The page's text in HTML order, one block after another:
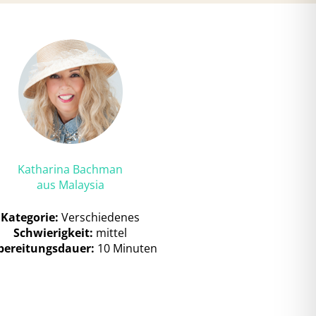
Katharina Bachman
aus Malaysia
Kategorie: Verschiedenes
Schwierigkeit: mittel
10 Minuten